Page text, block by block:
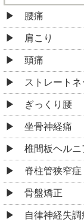
腰痛
肩こり
頭痛
ストレートネ
ぎっくり腰
坐骨神経痛
椎間板ヘルニ
脊柱管狭窄症
骨盤矯正
自律神経失調